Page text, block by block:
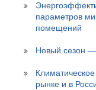
параметров
помещений
Новый сезон
рынке и в